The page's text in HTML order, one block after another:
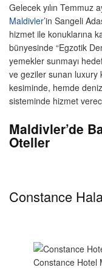
Gelecek yılın Temmuz
Maldivler’in Sangeli
hizmet ile konuklarına
bünyesinde “Egzotik
yemekler sunmayı
ve geziler sunan luxury
kesiminde, hemde
sisteminde hizmet
Maldivler’de
Oteller
Constance
Constance Hotel